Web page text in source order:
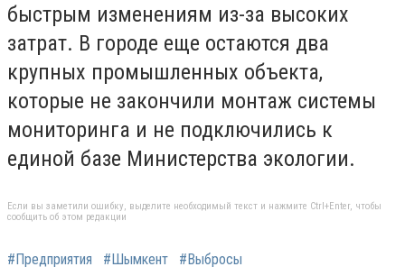
быстрым изменениям из-за высоких
затрат. В городе еще остаются два
крупных промышленных объекта,
которые не закончили монтаж системы
мониторинга и не подключились к
единой базе Министерства экологии.
Если вы заметили ошибку, выделите необходимый текст и нажмите Ctrl+Enter, чтобы
сообщить об этом редакции
#Предприятия #Шымкент #Выбросы